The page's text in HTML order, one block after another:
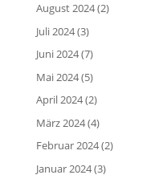
August 2024(2)
Juli 2024(3)
Juni 2024(7)
Mai 2024(5)
April 2024(2)
März 2024(4)
Februar 2024(2)
Januar 2024(3)